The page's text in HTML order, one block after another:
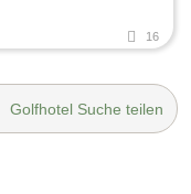
16
Golfhotel Suche teilen